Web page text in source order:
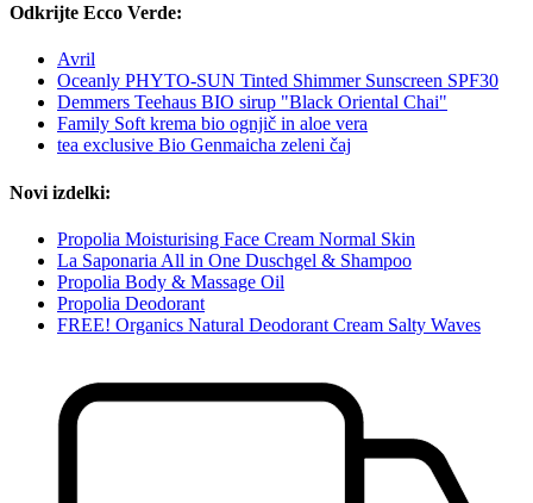
Odkrijte Ecco Verde:
Avril
Oceanly PHYTO-SUN Tinted Shimmer Sunscreen SPF30
Demmers Teehaus BIO sirup "Black Oriental Chai"
Family Soft krema bio ognjič in aloe vera
tea exclusive Bio Genmaicha zeleni čaj
Novi izdelki:
Propolia Moisturising Face Cream Normal Skin
La Saponaria All in One Duschgel & Shampoo
Propolia Body & Massage Oil
Propolia Deodorant
FREE! Organics Natural Deodorant Cream Salty Waves